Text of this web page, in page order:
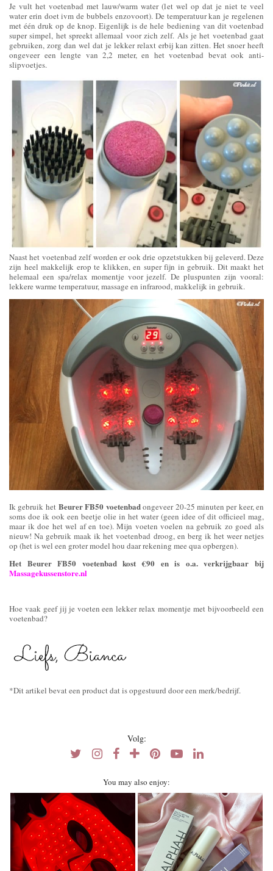
Je vult het voetenbad met lauw/warm water (let wel op dat je niet te veel
water erin doet ivm de bubbels enzovoort). De temperatuur kan je regelenen
met één druk op de knop. Eigenlijk is de hele bediening van dit voetenbad
super simpel, het spreekt allemaal voor zich zelf. Als je het voetenbad gaat
gebruiken, zorg dan wel dat je lekker relaxt erbij kan zitten. Het snoer heeft
ongeveer een lengte van 2,2 meter, en het voetenbad bevat ook anti-
slipvoetjes.
Naast het voetenbad zelf worden er ook drie opzetstukken bij geleverd. Deze
zijn heel makkelijk erop te klikken, en super fijn in gebruik. Dit maakt het
helemaal een spa/relax momentje voor jezelf. De pluspunten zijn vooral:
lekkere warme temperatuur, massage en infrarood, makkelijk in gebruik.
Ik gebruik hetBeurer FB50 voetenbadongeveer 20-25 minuten per keer, en
soms doe ik ook een beetje olie in het water (geen idee of dit officieel mag,
maar ik doe het wel af en toe). Mijn voeten voelen na gebruik zo goed als
nieuw! Na gebruik maak ik het voetenbad droog, en berg ik het weer netjes
op (het is wel een groter model hou daar rekening mee qua opbergen).
Het Beurer FB50 voetenbad kost €90 en is o.a. verkrijgbaar bij
Massagekussenstore.nl
Hoe vaak geef jij je voeten een lekker relax momentje met bijvoorbeeld een
voetenbad?
*Dit artikel bevat een product dat is opgestuurd door een merk/bedrijf.
Volg:
You may also enjoy: